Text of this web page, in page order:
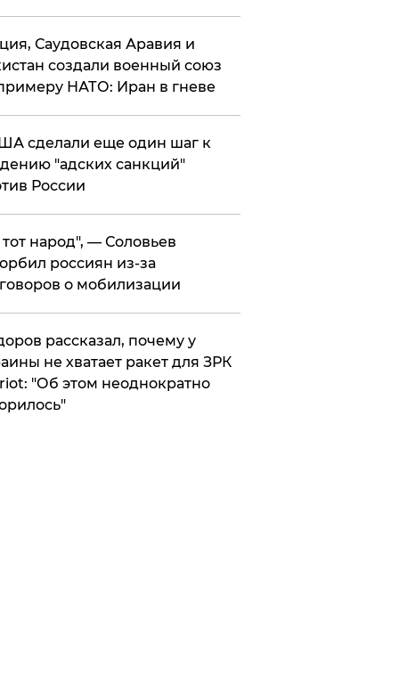
Саудовская Аравия и
создали военный союз
НАТО: Иран в гневе
сделали еще один шаг к
"адских санкций"
России
народ", — Соловьев
россиян из-за
о мобилизации
рассказал, почему у
не хватает ракет для ЗРК
"Об этом неоднократно